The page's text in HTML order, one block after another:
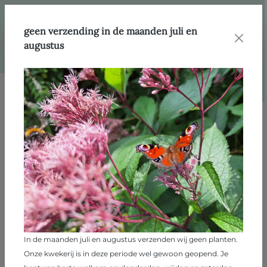
Afbeeldingengalerij overslaan
geen verzending in de maanden juli en
augustus
In de maanden juli en augustus verzenden wij geen planten.
Onze kwekerij is in deze periode wel gewoon geopend. Je